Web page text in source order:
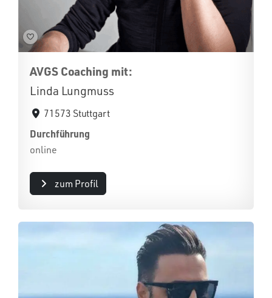
AVGS Coaching mit:
Linda Lungmuss
71573 Stuttgart
Durchführung
online
zum Profil